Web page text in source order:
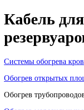
Кабель
Системы обогрева
Обогрев открытых
Обогрев